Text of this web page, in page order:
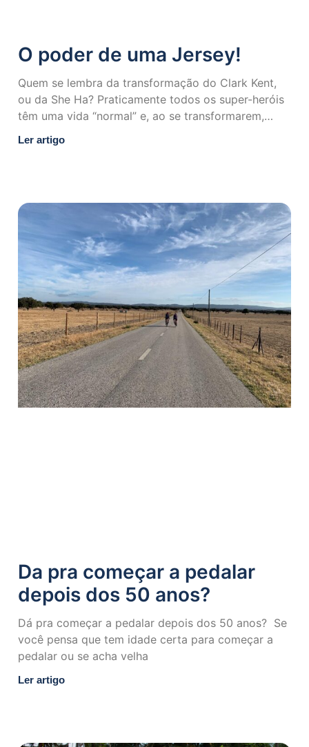
O poder de uma Jersey!
Quem se lembra da transformação do Clark Kent,
ou da She Ha? Praticamente todos os super-heróis
têm uma vida “normal” e, ao se transformarem,
Ler artigo
Da pra começar a pedalar
depois dos 50 anos?
Dá pra começar a pedalar depois dos 50 anos? ⁣ Se
você pensa que tem idade certa para começar a
pedalar ou se acha velha
Ler artigo